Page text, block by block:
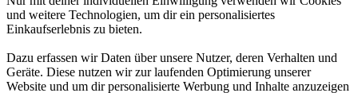
und weitere Technologien, um dir ein personalisiertes
Einkaufserlebnis zu bieten.
Dazu erfassen wir Daten über unsere Nutzer, deren Verhalten und
Geräte. Diese nutzen wir zur laufenden Optimierung unserer
Website und um dir personalisierte Werbung und Inhalte anzuzeigen